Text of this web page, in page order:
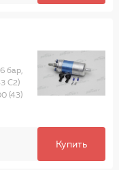
бар,
C2)
(43)
Купить